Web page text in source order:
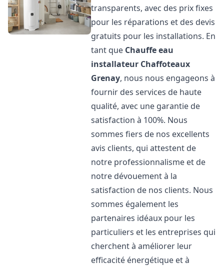
transparents, avec des prix fixes
pour les réparations et des devis
gratuits pour les installations. En
tant que Chauffe eau
installateur Chaffoteaux
Grenay, nous nous engageons à
fournir des services de haute
qualité, avec une garantie de
satisfaction à 100%. Nous
sommes fiers de nos excellents
avis clients, qui attestent de
notre professionnalisme et de
notre dévouement à la
satisfaction de nos clients. Nous
sommes également les
partenaires idéaux pour les
particuliers et les entreprises qui
cherchent à améliorer leur
efficacité énergétique et à